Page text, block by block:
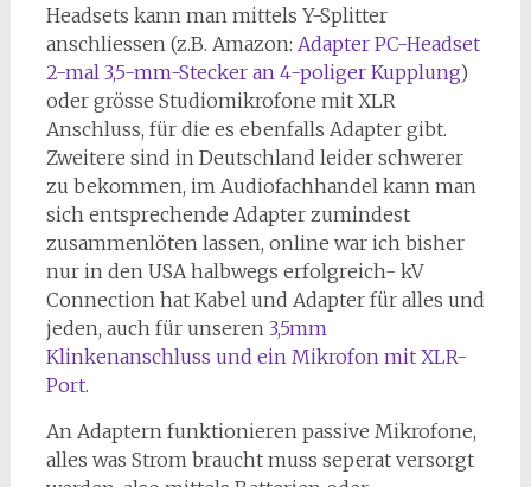
Headsets kann man mittels Y-Splitter
anschliessen (z.B. Amazon: Adapter PC-Headset
2-mal 3,5-mm-Stecker an 4-poliger Kupplung)
oder grösse Studiomikrofone mit XLR
Anschluss, für die es ebenfalls Adapter gibt.
Zweitere sind in Deutschland leider schwerer
zu bekommen, im Audiofachhandel kann man
sich entsprechende Adapter zumindest
zusammenlöten lassen, online war ich bisher
nur in den USA halbwegs erfolgreich- kV
Connection hat Kabel und Adapter für alles und
jeden, auch für unseren 3,5mm
Klinkenanschluss und ein Mikrofon mit XLR-
Port.
An Adaptern funktionieren passive Mikrofone,
alles was Strom braucht muss seperat versorgt